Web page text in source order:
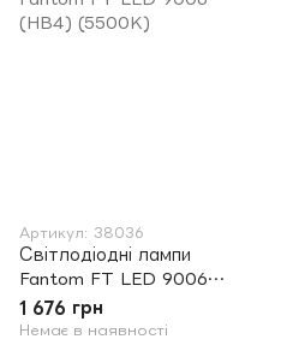
Артикул: 38036
Світлодіодні лампи
Fantom FT LED 9006
(HB4) (5500K)
1 676 грн
Немає в наявності